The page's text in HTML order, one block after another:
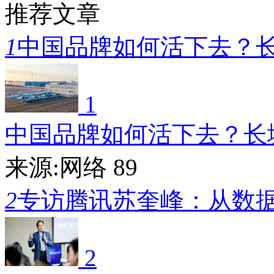
推荐文章
1中国品牌如何活下去？
1
中国品牌如何活下去？长
来源:网络 89
2专访腾讯苏奎峰：从数
2